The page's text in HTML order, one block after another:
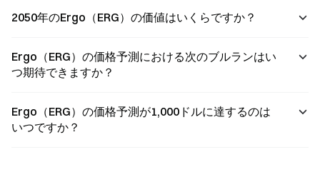
2050年のErgo（ERG）の価値はいくらですか？
Ergo（ERG）の価格予測における次のブルランはい
つ期待できますか？
Ergo（ERG）の価格予測が1,000ドルに達するのは
いつですか？